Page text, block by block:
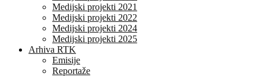
Medijski projekti 2021
Medijski projekti 2022
Medijski projekti 2024
Medijski projekti 2025
Arhiva RTK
Emisije
Reportaže